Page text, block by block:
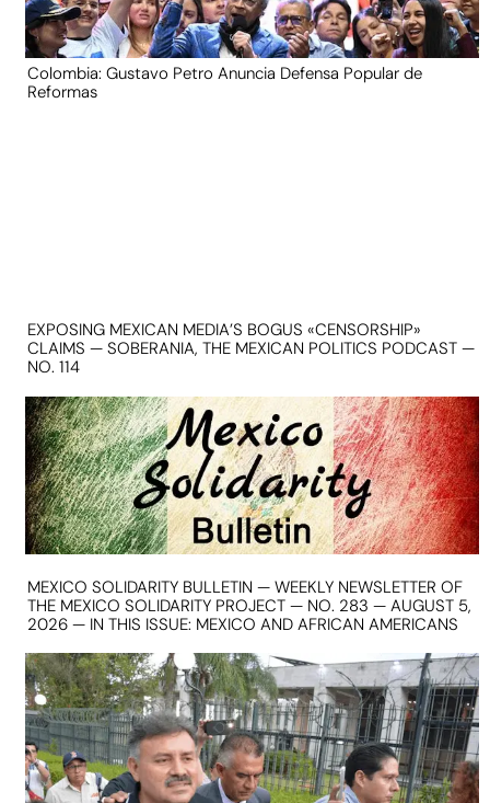
Colombia: Gustavo Petro Anuncia Defensa Popular de
Reformas
EXPOSING MEXICAN MEDIA’S BOGUS «CENSORSHIP»
CLAIMS — SOBERANIA, THE MEXICAN POLITICS PODCAST —
NO. 114
MEXICO SOLIDARITY BULLETIN — WEEKLY NEWSLETTER OF
THE MEXICO SOLIDARITY PROJECT — NO. 283 — AUGUST 5,
2026 — IN THIS ISSUE: MEXICO AND AFRICAN AMERICANS